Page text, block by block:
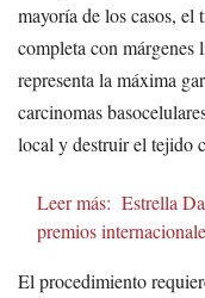
mayoría de los casos, el
completa con
representa la máxima
carcinomas
local y destruir el tejido
Leer más: Estrella
premios
El procedimiento